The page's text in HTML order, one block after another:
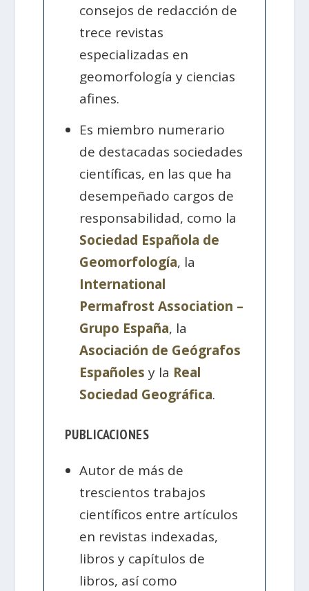
consejos de redacción de
trece revistas
especializadas en
geomorfología y ciencias
afines.
Es miembro numerario
de destacadas sociedades
científicas, en las que ha
desempeñado cargos de
responsabilidad, como la
Sociedad Española de
Geomorfología, la
International
Permafrost Association –
Grupo España, la
Asociación de Geógrafos
Españoles y la Real
Sociedad Geográfica.
PUBLICACIONES
Autor de más de
trescientos trabajos
científicos entre artículos
en revistas indexadas,
libros y capítulos de
libros, así como